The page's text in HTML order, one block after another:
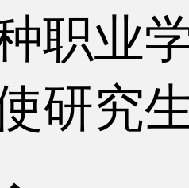
职业
研究